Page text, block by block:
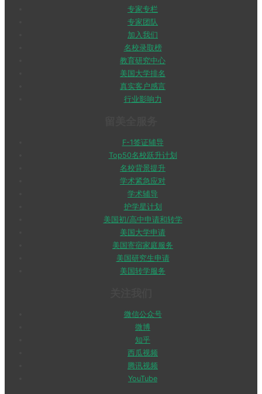
专家专栏
专家团队
加入我们
名校录取榜
教育研究中心
美国大学排名
真实客户感言
行业影响力
F-1签证辅导
Top50名校跃升计划
名校背景提升
学术紧急应对
学术辅导
护学星计划
美国初/高中申请和转学
美国大学申请
美国寄宿家庭服务
美国研究生申请
美国转学服务
微信公众号
微博
知乎
西瓜视频
腾讯视频
YouTube